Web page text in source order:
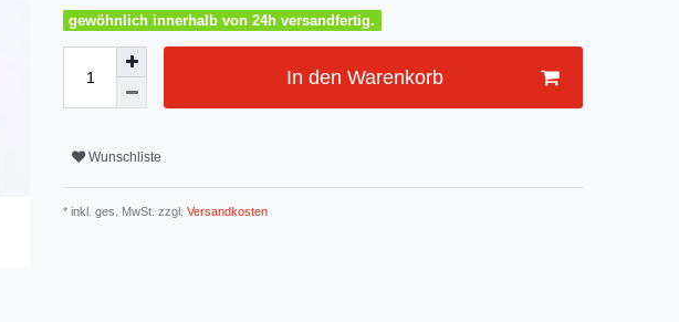
gewöhnlich innerhalb von 24h versandfertig.
In den Warenkorb
Wunschliste
* inkl. ges. MwSt. zzgl. Versandkosten